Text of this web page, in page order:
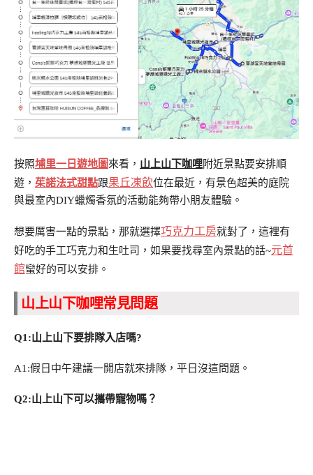
按照埔里一日遊地圖來看， 山上山下咖哩附近景點要安排順
遊， 茱諾法式甜點跟果丘凍飲位在最近，有景色超美的庭院
與最室內DIY蠟燭香氛的活動能夠帶小朋友體驗。
想要厲害一點的景點，那就選擇巧克力工房就對了，這裡有
好吃的手工巧克力和生吐司，如果要找尋室內景點的話~元首
館蠻好的可以安排。
山上山下咖哩常見問題
Q1:山上山下要排隊入店嗎?
A1:假日中午建議一開店就來排隊，平日沒這問題。
Q2:山上山下可以攜帶寵物嗎？